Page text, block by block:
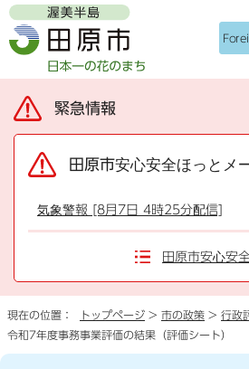
緊急情報
田原市安心安全ほっとメ
気象警報 [8月7日 4時25分配信]
田原市安心安
現在の位置： トップページ > 市の政策 > 行政
令和7年度事務事業評価の結果（評価シート）